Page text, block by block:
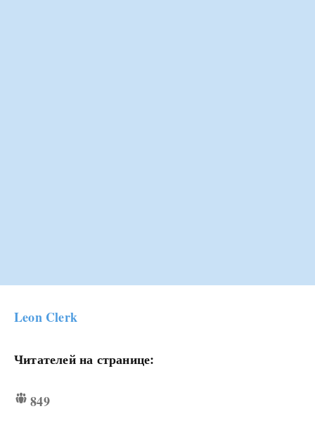
Leon Clerk
Читателей на странице:
849